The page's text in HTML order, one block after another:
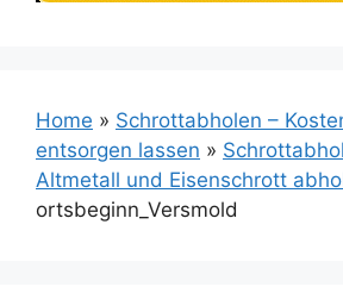
Home » Schrottabholen –
entsorgen lassen »
Altmetall und Eisenschrott
ortsbeginn_Versmold